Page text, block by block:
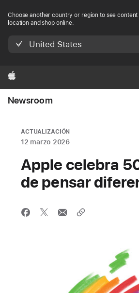
Choose another country or region to see
location and shop online.
United States
Apple
Newsroom
ACTUALIZACIÓN
12 marzo 2026
Apple celebra
de pensar